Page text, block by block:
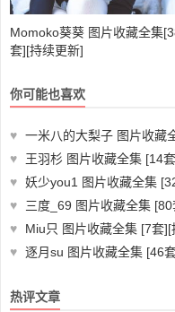
Momoko葵葵 图片收藏全集
套][持续更新]
你可能也喜欢
♥ 一米八的大梨子 图片收藏
♥
王羽杉 图片收藏全集 [14
♥ 妖少you1 图片收藏全集
♥
三度_69 图片收藏全集
♥
Miu只 图片收藏全集 [7套][
♥ 逐月su 图片收藏全集 [46
热评文章